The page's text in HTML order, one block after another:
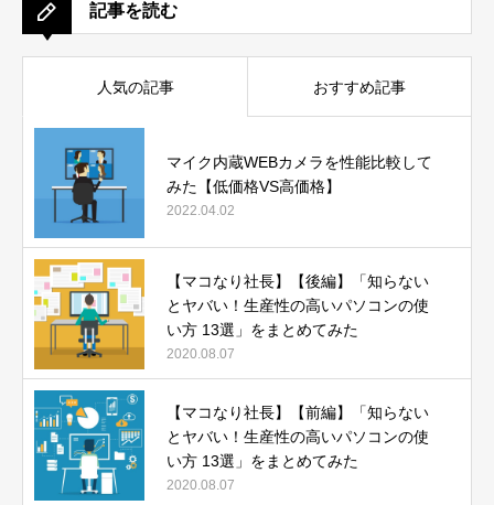
記事を読む
人気の記事 おすすめ記事
マイク内蔵WEBカメラを性能比較して
みた【低価格VS高価格】
2022.04.02
【マコなり社長】【後編】「知らない
とヤバい！生産性の高いパソコンの使
い方 13選」をまとめてみた
2020.08.07
【マコなり社長】【前編】「知らない
とヤバい！生産性の高いパソコンの使
い方 13選」をまとめてみた
2020.08.07